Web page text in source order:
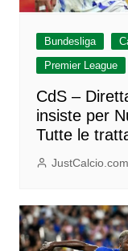
Bundesliga
Premier League
CdS –
insiste per
Tutte le
JustCalcio.com